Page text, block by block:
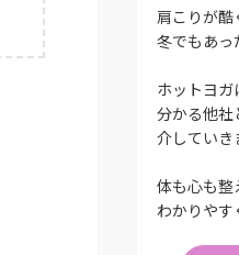
肩こりが酷
冬でもあっ
ホットヨ
分かる他社
介してい
体も心も整
わかりやす